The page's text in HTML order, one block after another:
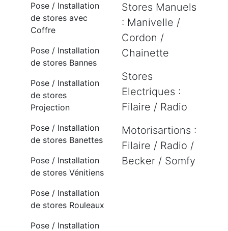
Pose / Installation
de stores avec
Coffre
Pose / Installation
de stores Bannes
Pose / Installation
de stores
Projection
Pose / Installation
de stores Banettes
Pose / Installation
de stores Vénitiens
Pose / Installation
de stores Rouleaux
Pose / Installation
Stores Manuels
: Manivelle /
Cordon /
Chainette
Stores
Electriques :
Filaire / Radio
Motorisartions :
Filaire / Radio /
Becker / Somfy